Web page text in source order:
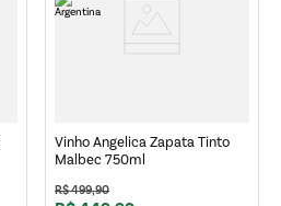
Vinho Angelica Zapata Tinto
Malbec 750ml
R$499,90